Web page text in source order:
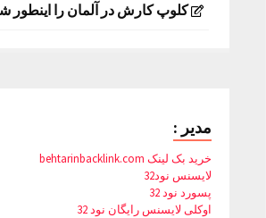
کلوپ کارش در آلمان را اینطور
مدیر :
خرید بک لینک behtarinbacklink.com
لایسنس نود32
پسورد نود 32
اوکلی لایسنس رایگان نود 32